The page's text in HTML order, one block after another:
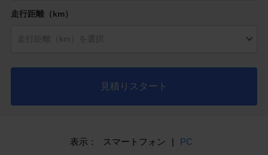
走行距離（km）
見積りスタート
表示： スマートフォン | PC